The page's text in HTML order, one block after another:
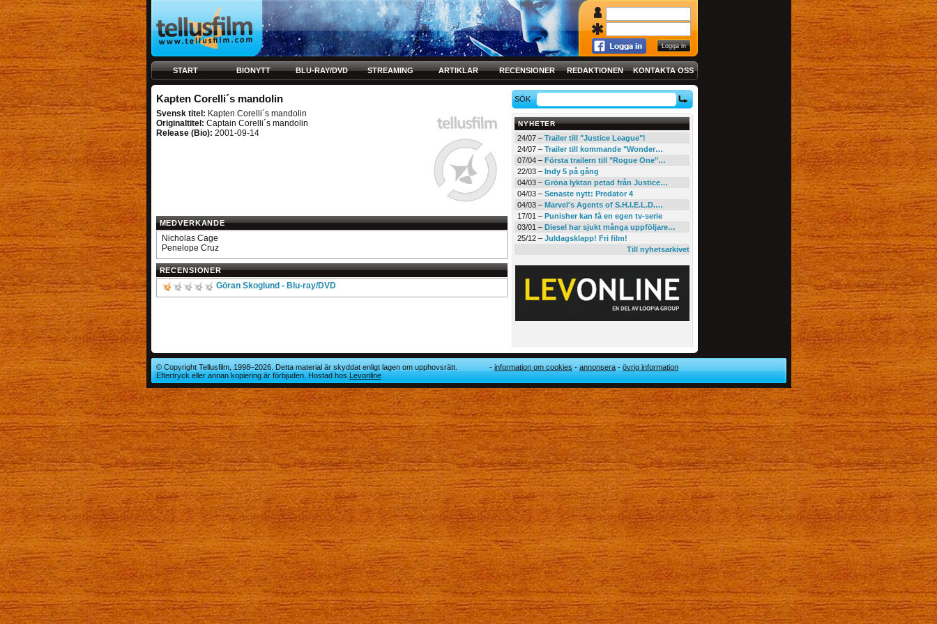
START BIONYTT BLU-RAY/DVD STREAMING ARTIKLAR RECENSIONER REDAKTIONEN KONTAKTA OSS
Kapten Corelli´s mandolin
Svensk titel: Kapten Corelli´s mandolin
Originaltitel: Captain Corelli´s mandolin
Release (Bio): 2001-09-14
MEDVERKANDE
Nicholas Cage
Penelope Cruz
RECENSIONER
Göran Skoglund - Blu-ray/DVD
SÖK
NYHETER
24/07 –Trailer till "Justice League"!
24/07 –Trailer till kommande "Wonder…
07/04 –Första trailern till "Rogue One"…
22/03 –Indy 5 på gång
04/03 –Gröna lyktan petad från Justice…
04/03 –Senaste nytt: Predator 4
04/03 –Marvel's Agents of S.H.I.E.L.D.…
17/01 –Punisher kan få en egen tv-serie
03/01 –Diesel har sjukt många uppföljare…
25/12 –Juldagsklapp! Fri film!
Till nyhetsarkivet
© Copyright Tellusfilm, 1998–2026. Detta material är skyddat enligt lagen om upphovsrätt.
Eftertryck eller annan kopiering är förbjuden. Hostad hosLevonline
information om cookies annonsera övrig information